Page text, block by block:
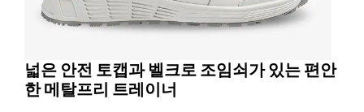
넓은 안전 토캡과 벨크로 조임쇠가 있는 편안
한 메탈프리 트레이너